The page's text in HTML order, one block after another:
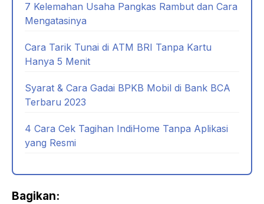
7 Kelemahan Usaha Pangkas Rambut dan Cara
Mengatasinya
Cara Tarik Tunai di ATM BRI Tanpa Kartu
Hanya 5 Menit
Syarat & Cara Gadai BPKB Mobil di Bank BCA
Terbaru 2023
4 Cara Cek Tagihan IndiHome Tanpa Aplikasi
yang Resmi
Bagikan: